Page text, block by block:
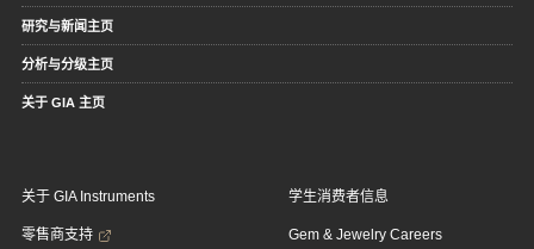
研究与新闻主页
分析与分级主页
关于 GIA 主页
关于 GIA Instruments
零售商支持
学生消费者信息
Gem & Jewelry Careers